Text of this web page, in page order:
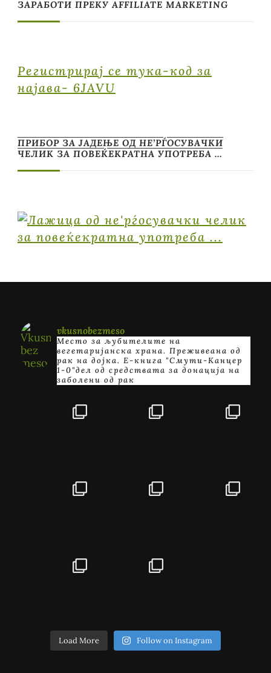
ЗАРАБОТИ ПРЕКУ AFFILIATE MARKETING
Регистрирај се тука-код за
најава- 6JAVU
ПРИБОР ЗА ЈАДЕЊЕ ОД НЕ’РЃОСУВАЧКИ
ЧЕЛИК ЗА ПОВЕЌЕКРАТНА УПОТРЕБА …
vkusnobezmeso
Место за љубителите на
вегетаријанска храна. Преживеана од
рак на дојка. E-книга "Смути-Канцер
1-0"дел од средствата за донација на
заболени од рак
Load More Follow on Instagram